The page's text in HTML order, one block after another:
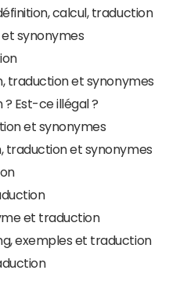
calcul, traduction
et synonymes
traduction et synonymes
? Est-ce illégal ?
et synonymes
traduction et synonymes
et traduction
exemples et traduction